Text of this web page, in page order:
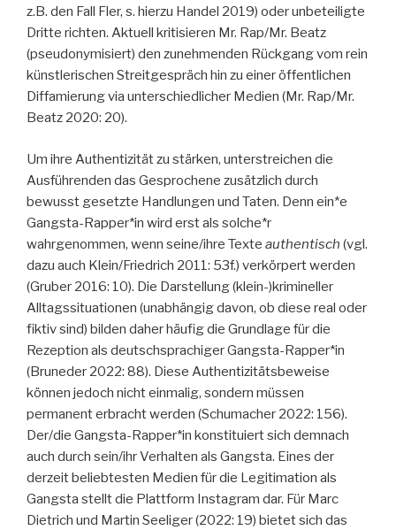
z.B. den Fall Fler, s. hierzu Handel 2019) oder unbeteiligte
Dritte richten. Aktuell kritisieren Mr. Rap/Mr. Beatz
(pseudonymisiert) den zunehmenden Rückgang vom rein
künstlerischen Streitgespräch hin zu einer öffentlichen
Diffamierung via unterschiedlicher Medien (Mr. Rap/Mr.
Beatz 2020: 20).
Um ihre Authentizität zu stärken, unterstreichen die
Ausführenden das Gesprochene zusätzlich durch
bewusst gesetzte Handlungen und Taten. Denn ein*e
Gangsta-Rapper*in wird erst als solche*r
wahrgenommen, wenn seine/ihre Texte authentisch (vgl.
dazu auch Klein/Friedrich 2011: 53f.) verkörpert werden
(Gruber 2016: 10). Die Darstellung (klein-)krimineller
Alltagssituationen (unabhängig davon, ob diese real oder
fiktiv sind) bilden daher häufig die Grundlage für die
Rezeption als deutschsprachiger Gangsta-Rapper*in
(Bruneder 2022: 88). Diese Authentizitätsbeweise
können jedoch nicht einmalig, sondern müssen
permanent erbracht werden (Schumacher 2022: 156).
Der/die Gangsta-Rapper*in konstituiert sich demnach
auch durch sein/ihr Verhalten als Gangsta. Eines der
derzeit beliebtesten Medien für die Legitimation als
Gangsta stellt die Plattform Instagram dar. Für Marc
Dietrich und Martin Seeliger (2022: 19) bietet sich das